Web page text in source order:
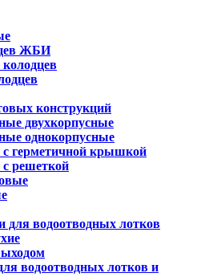
ЖБИ
конструкций
двухкорпусные
однокорпусные
герметичной крышкой
решеткой
для водоотводных лотков
водоотводных лотков и